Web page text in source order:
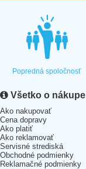
Popredná spoločnosť
Všetko o nákupe
Ako nakupovať
Cena dopravy
Ako platiť
Ako reklamovať
Servisné strediská
Obchodné podmienky
Reklamačné podmienky